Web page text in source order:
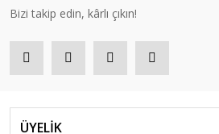
Bizi takip edin, kârlı çıkın!
ÜYELİK